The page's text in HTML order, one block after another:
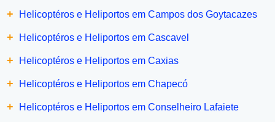
+ Helicoptéros e Heliportos em Campos dos Goytacazes
+ Helicoptéros e Heliportos em Cascavel
+ Helicoptéros e Heliportos em Caxias
+ Helicoptéros e Heliportos em Chapecó
+ Helicoptéros e Heliportos em Conselheiro Lafaiete